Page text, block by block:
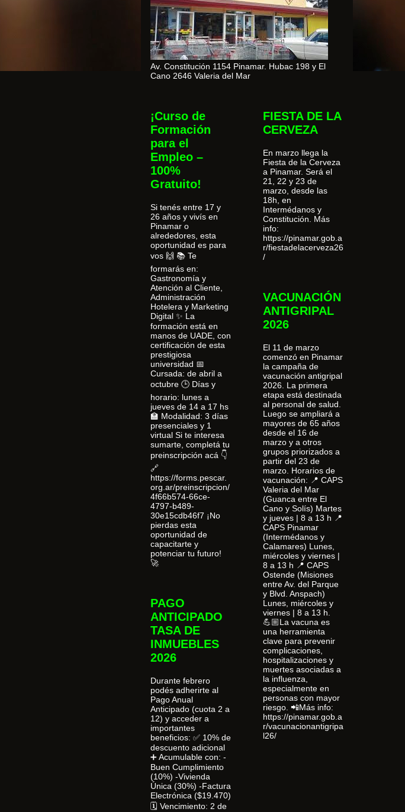
Av. Constitución 1154 Pinamar. Hubac 198 y El
Cano 2646 Valeria del Mar
¡Curso de
Formación
para el
Empleo –
100%
Gratuito!
Si tenés entre 17 y
26 años y vivís en
Pinamar o
alrededores, esta
oportunidad es para
vos 🙌 📚 Te
formarás en:
Gastronomía y
Atención al Cliente,
Administración
Hotelera y Marketing
Digital ✨ La
formación está en
manos de UADE, con
certificación de esta
prestigiosa
universidad 📅
Cursada: de abril a
octubre 🕒 Días y
horario: lunes a
jueves de 14 a 17 hs
🏫 Modalidad: 3 días
presenciales y 1
virtual Si te interesa
sumarte, completá tu
preinscripción acá 👇
🔗
https://forms.pescar.
org.ar/preinscripcion/
4f66b574-66ce-
4797-b489-
30e15cdb46f7 ¡No
pierdas esta
oportunidad de
capacitarte y
potenciar tu futuro!
🚀
PAGO
ANTICIPADO
TASA DE
INMUEBLES
2026
Durante febrero
podés adherirte al
Pago Anual
Anticipado (cuota 2 a
12) y acceder a
importantes
beneficios: ✅ 10% de
descuento adicional
➕ Acumulable con: -
Buen Cumplimiento
(10%) -Vivienda
Única (30%) -Factura
Electrónica ($19.470)
🗓 Vencimiento: 2 de
FIESTA DE LA
CERVEZA
En marzo llega la
Fiesta de la Cerveza
a Pinamar. Será el
21, 22 y 23 de
marzo, desde las
18h, en
Intermédanos y
Constitución. Más
info:
https://pinamar.gob.a
r/fiestadelacerveza26
/
VACUNACIÓN
ANTIGRIPAL
2026
El 11 de marzo
comenzó en Pinamar
la campaña de
vacunación antigripal
2026. La primera
etapa está destinada
al personal de salud.
Luego se ampliará a
mayores de 65 años
desde el 16 de
marzo y a otros
grupos priorizados a
partir del 23 de
marzo. Horarios de
vacunación: 📍 CAPS
Valeria del Mar
(Guanca entre El
Cano y Solís) Martes
y jueves | 8 a 13 h 📍
CAPS Pinamar
(Intermédanos y
Calamares) Lunes,
miércoles y viernes |
8 a 13 h 📍 CAPS
Ostende (Misiones
entre Av. del Parque
y Blvd. Anspach)
Lunes, miércoles y
viernes | 8 a 13 h.
💪🏼La vacuna es
una herramienta
clave para prevenir
complicaciones,
hospitalizaciones y
muertes asociadas a
la influenza,
especialmente en
personas con mayor
riesgo. 📲Más info:
https://pinamar.gob.a
r/vacunacionantigripa
l26/